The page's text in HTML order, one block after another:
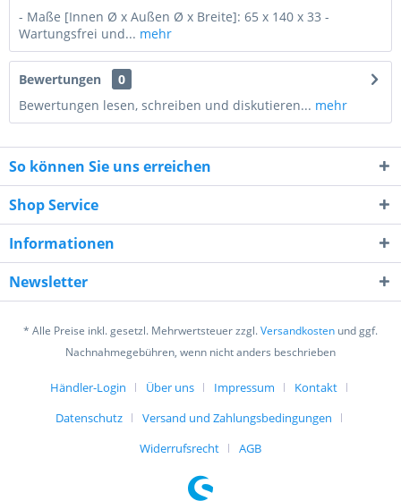
1 + 3 = ?
Ich habe dieDatenschutzerklärunggelesen,
verstanden und stimme zu. *
- Maße [Innen Ø x Außen Ø x Breite]: 65 x 140 x 33 -
Wartungsfrei und... mehr
Bewertungen
0
Bewertungen lesen, schreiben und diskutieren... mehr
So können Sie uns erreichen
Shop Service
Informationen
Newsletter
* Alle Preise inkl. gesetzl. Mehrwertsteuer zzgl.Versandkosten und ggf.
Nachnahmegebühren, wenn nicht anders beschrieben
Händler-Login Über uns Impressum
Kontakt
Datenschutz
Versand und Zahlungsbedingungen
Widerrufsrecht
AGB